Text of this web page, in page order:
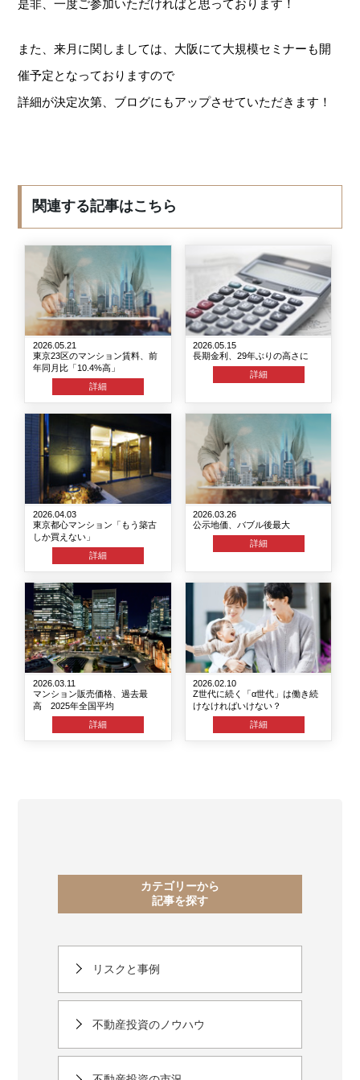
是非、一度ご参加いただければと思っております！
また、来月に関しましては、大阪にて大規模セミナーも開
催予定となっておりますので
詳細が決定次第、ブログにもアップさせていただきます！
関連する記事はこちら
2026.05.21
東京23区のマンション賃料、前
年同月比「10.4%高」
詳細
2026.05.15
長期金利、29年ぶりの高さに
詳細
2026.04.03
東京都心マンション「もう築古
しか買えない」
詳細
2026.03.26
公示地価、バブル後最大
詳細
2026.03.11
マンション販売価格、過去最
高 2025年全国平均
詳細
2026.02.10
Z世代に続く「α世代」は働き続
けなければいけない？
詳細
カテゴリーから
記事を探す
リスクと事例
不動産投資のノウハウ